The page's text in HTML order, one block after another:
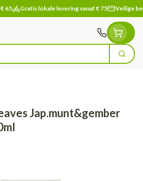
65 Gratis lokale levering vanaf € 75 Veilige
Zoek
Jap.munt&gember